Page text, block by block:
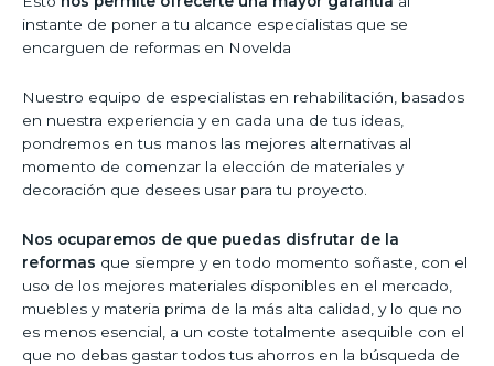
instante de poner a tu alcance especialistas que se
encarguen de reformas en Novelda
Nuestro equipo de especialistas en rehabilitación, basados
en nuestra experiencia y en cada una de tus ideas,
pondremos en tus manos las mejores alternativas al
momento de comenzar la elección de materiales y
decoración que desees usar para tu proyecto.
Nos ocuparemos de que puedas disfrutar de la
reformas que siempre y en todo momento soñaste, con el
uso de los mejores materiales disponibles en el mercado,
muebles y materia prima de la más alta calidad, y lo que no
es menos esencial, a un coste totalmente asequible con el
que no debas gastar todos tus ahorros en la búsqueda de